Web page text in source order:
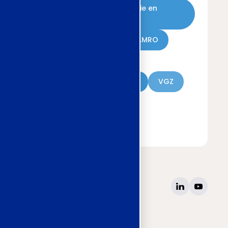
25
Grondstoffen Energie en
ABN AMRO
VGZ